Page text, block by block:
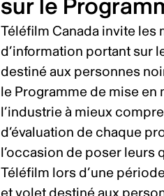
sur le
Téléfilm Canada invite les
d’information portant sur
destiné aux personnes
le Programme de mise
l’industrie à mieux
d’évaluation de chaque
l’occasion de poser
Téléfilm lors d’une